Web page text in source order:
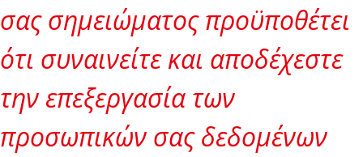
σας σημειώματος προϋποθέτει
ότι συναινείτε και αποδέχεστε
την επεξεργασία των
προσωπικών σας δεδομένων